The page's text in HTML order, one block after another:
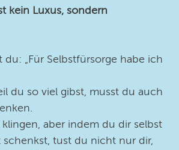
kein Luxus, sondern
„Für Selbstfürsorge habe ich
du so viel gibst, musst du auch
klingen, aber indem du dir selbst
schenkst, tust du nicht nur dir,